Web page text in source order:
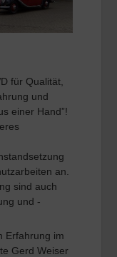
für Qualität,
und
einer Hand”!
an.
sind auch
und -
Erfahrung im
Gerd Weiser